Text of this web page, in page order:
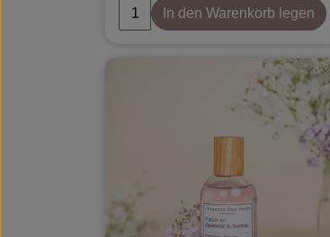
In den Warenkorb legen